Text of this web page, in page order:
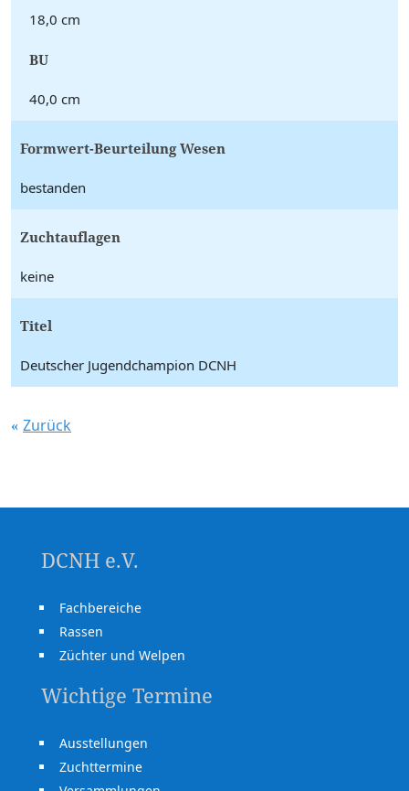
18,0 cm
BU
40,0 cm
Formwert-Beurteilung Wesen
bestanden
Zuchtauflagen
keine
Titel
Deutscher Jugendchampion DCNH
Zurück
DCNH e.V.
Fachbereiche
Rassen
Züchter und Welpen
Wichtige Termine
Ausstellungen
Zuchttermine